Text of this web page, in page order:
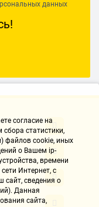
данных
согласие на
статистики,
файлов cookie, иных
о Вашем ip-
времени
Интернет, с
сайт, сведения о
Данная
сайта,